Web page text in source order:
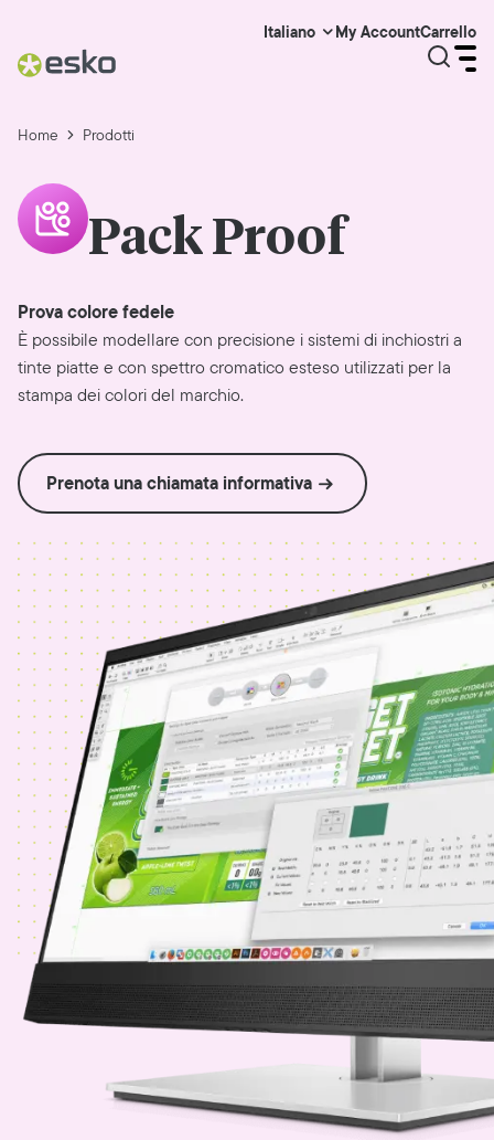
Italiano My AccountCarrello
Home Prodotti
Pack Proof
Prova colore fedele
È possibile modellare con precisione i sistemi di inchiostri a
tinte piatte e con spettro cromatico esteso utilizzati per la
stampa dei colori del marchio.
Prenota una chiamata informativa